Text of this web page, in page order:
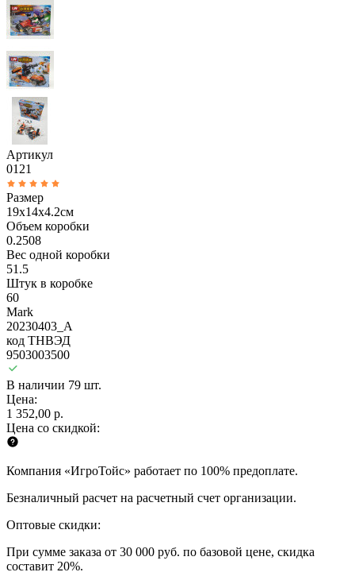
Артикул
0121
Размер
19х14х4.2см
Объем коробки
0.2508
Вес одной коробки
51.5
Штук в коробке
60
Mark
20230403_A
код ТНВЭД
9503003500
В наличии 79 шт.
Цена:
1 352,00 р.
Цена со скидкой:
Компания «ИгроТойс» работает по 100% предоплате.
Безналичный расчет на расчетный счет организации.
Оптовые скидки:
При сумме заказа от 30 000 руб. по базовой цене, скидка
составит 20%.